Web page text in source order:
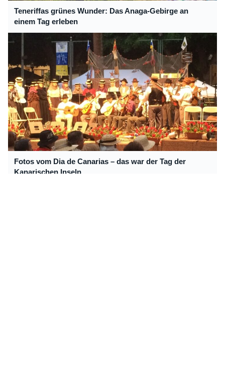
Teneriffas grünes Wunder: Das Anaga-Gebirge an
einem Tag erleben
Fotos vom Dia de Canarias – das war der Tag der
Kanarischen Inseln